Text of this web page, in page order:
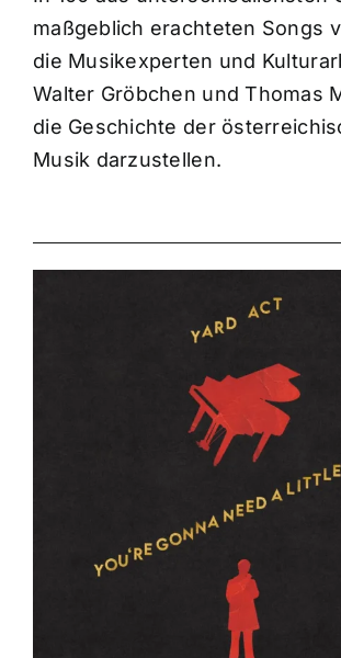
maßgeblich erachteten Songs
die Musikexperten und
Walter Gröbchen und Thomas
die Geschichte der
Musik darzustellen.